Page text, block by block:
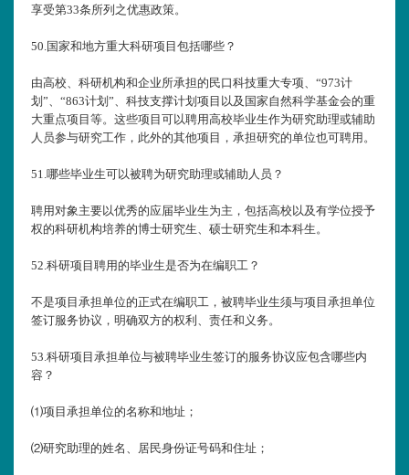
享受第33条所列之优惠政策。
50.国家和地方重大科研项目包括哪些？
由高校、科研机构和企业所承担的民口科技重大专项、“973计
划”、“863计划”、科技支撑计划项目以及国家自然科学基金会的重
大重点项目等。这些项目可以聘用高校毕业生作为研究助理或辅助
人员参与研究工作，此外的其他项目，承担研究的单位也可聘用。
51.哪些毕业生可以被聘为研究助理或辅助人员？
聘用对象主要以优秀的应届毕业生为主，包括高校以及有学位授予
权的科研机构培养的博士研究生、硕士研究生和本科生。
52.科研项目聘用的毕业生是否为在编职工？
不是项目承担单位的正式在编职工，被聘毕业生须与项目承担单位
签订服务协议，明确双方的权利、责任和义务。
53.科研项目承担单位与被聘毕业生签订的服务协议应包含哪些内
容？
⑴项目承担单位的名称和地址；
⑵研究助理的姓名、居民身份证号码和住址；